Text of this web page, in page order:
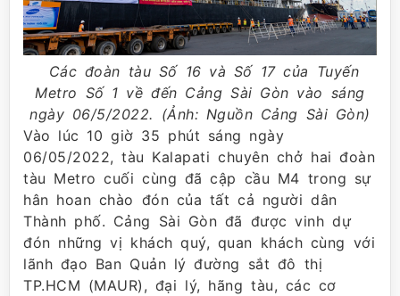
Các đoàn tàu Số 16 và Số 17 của Tuyến
Metro Số 1 về đến Cảng Sài Gòn vào sáng
ngày 06/5/2022. (Ảnh: Nguồn Cảng Sài Gòn)
Vào lúc 10 giờ 35 phút sáng ngày
06/05/2022, tàu Kalapati chuyên chở hai đoàn
tàu Metro cuối cùng đã cập cầu M4 trong sự
hân hoan chào đón của tất cả người dân
Thành phố. Cảng Sài Gòn đã được vinh dự
đón những vị khách quý, quan khách cùng với
lãnh đạo Ban Quản lý đường sắt đô thị
TP.HCM (MAUR), đại lý, hãng tàu, các cơ